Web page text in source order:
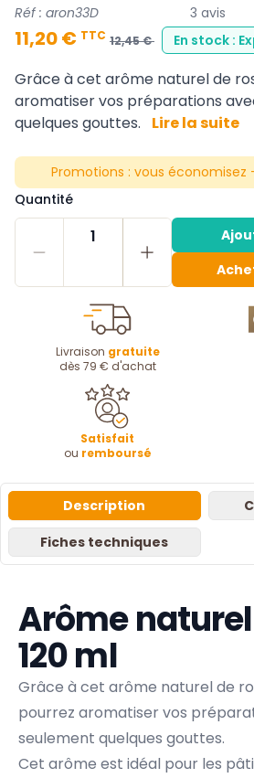
Réf : aron33D 3 avis
11,20 € TTC 12,45 € En stock :
Grâce à cet arôme naturel de
aromatiser vos préparations
quelques gouttes.
Lire la suite
Promotions : vous économisez
Quantité
1
Livraison gratuite
dès 79 € d'achat
Satisfait
ou remboursé
Description
Fiches techniques
Arôme
120 ml
Grâce à cet arôme naturel de
pourrez aromatiser vos
seulement quelques gouttes.
Cet arôme est idéal pour les